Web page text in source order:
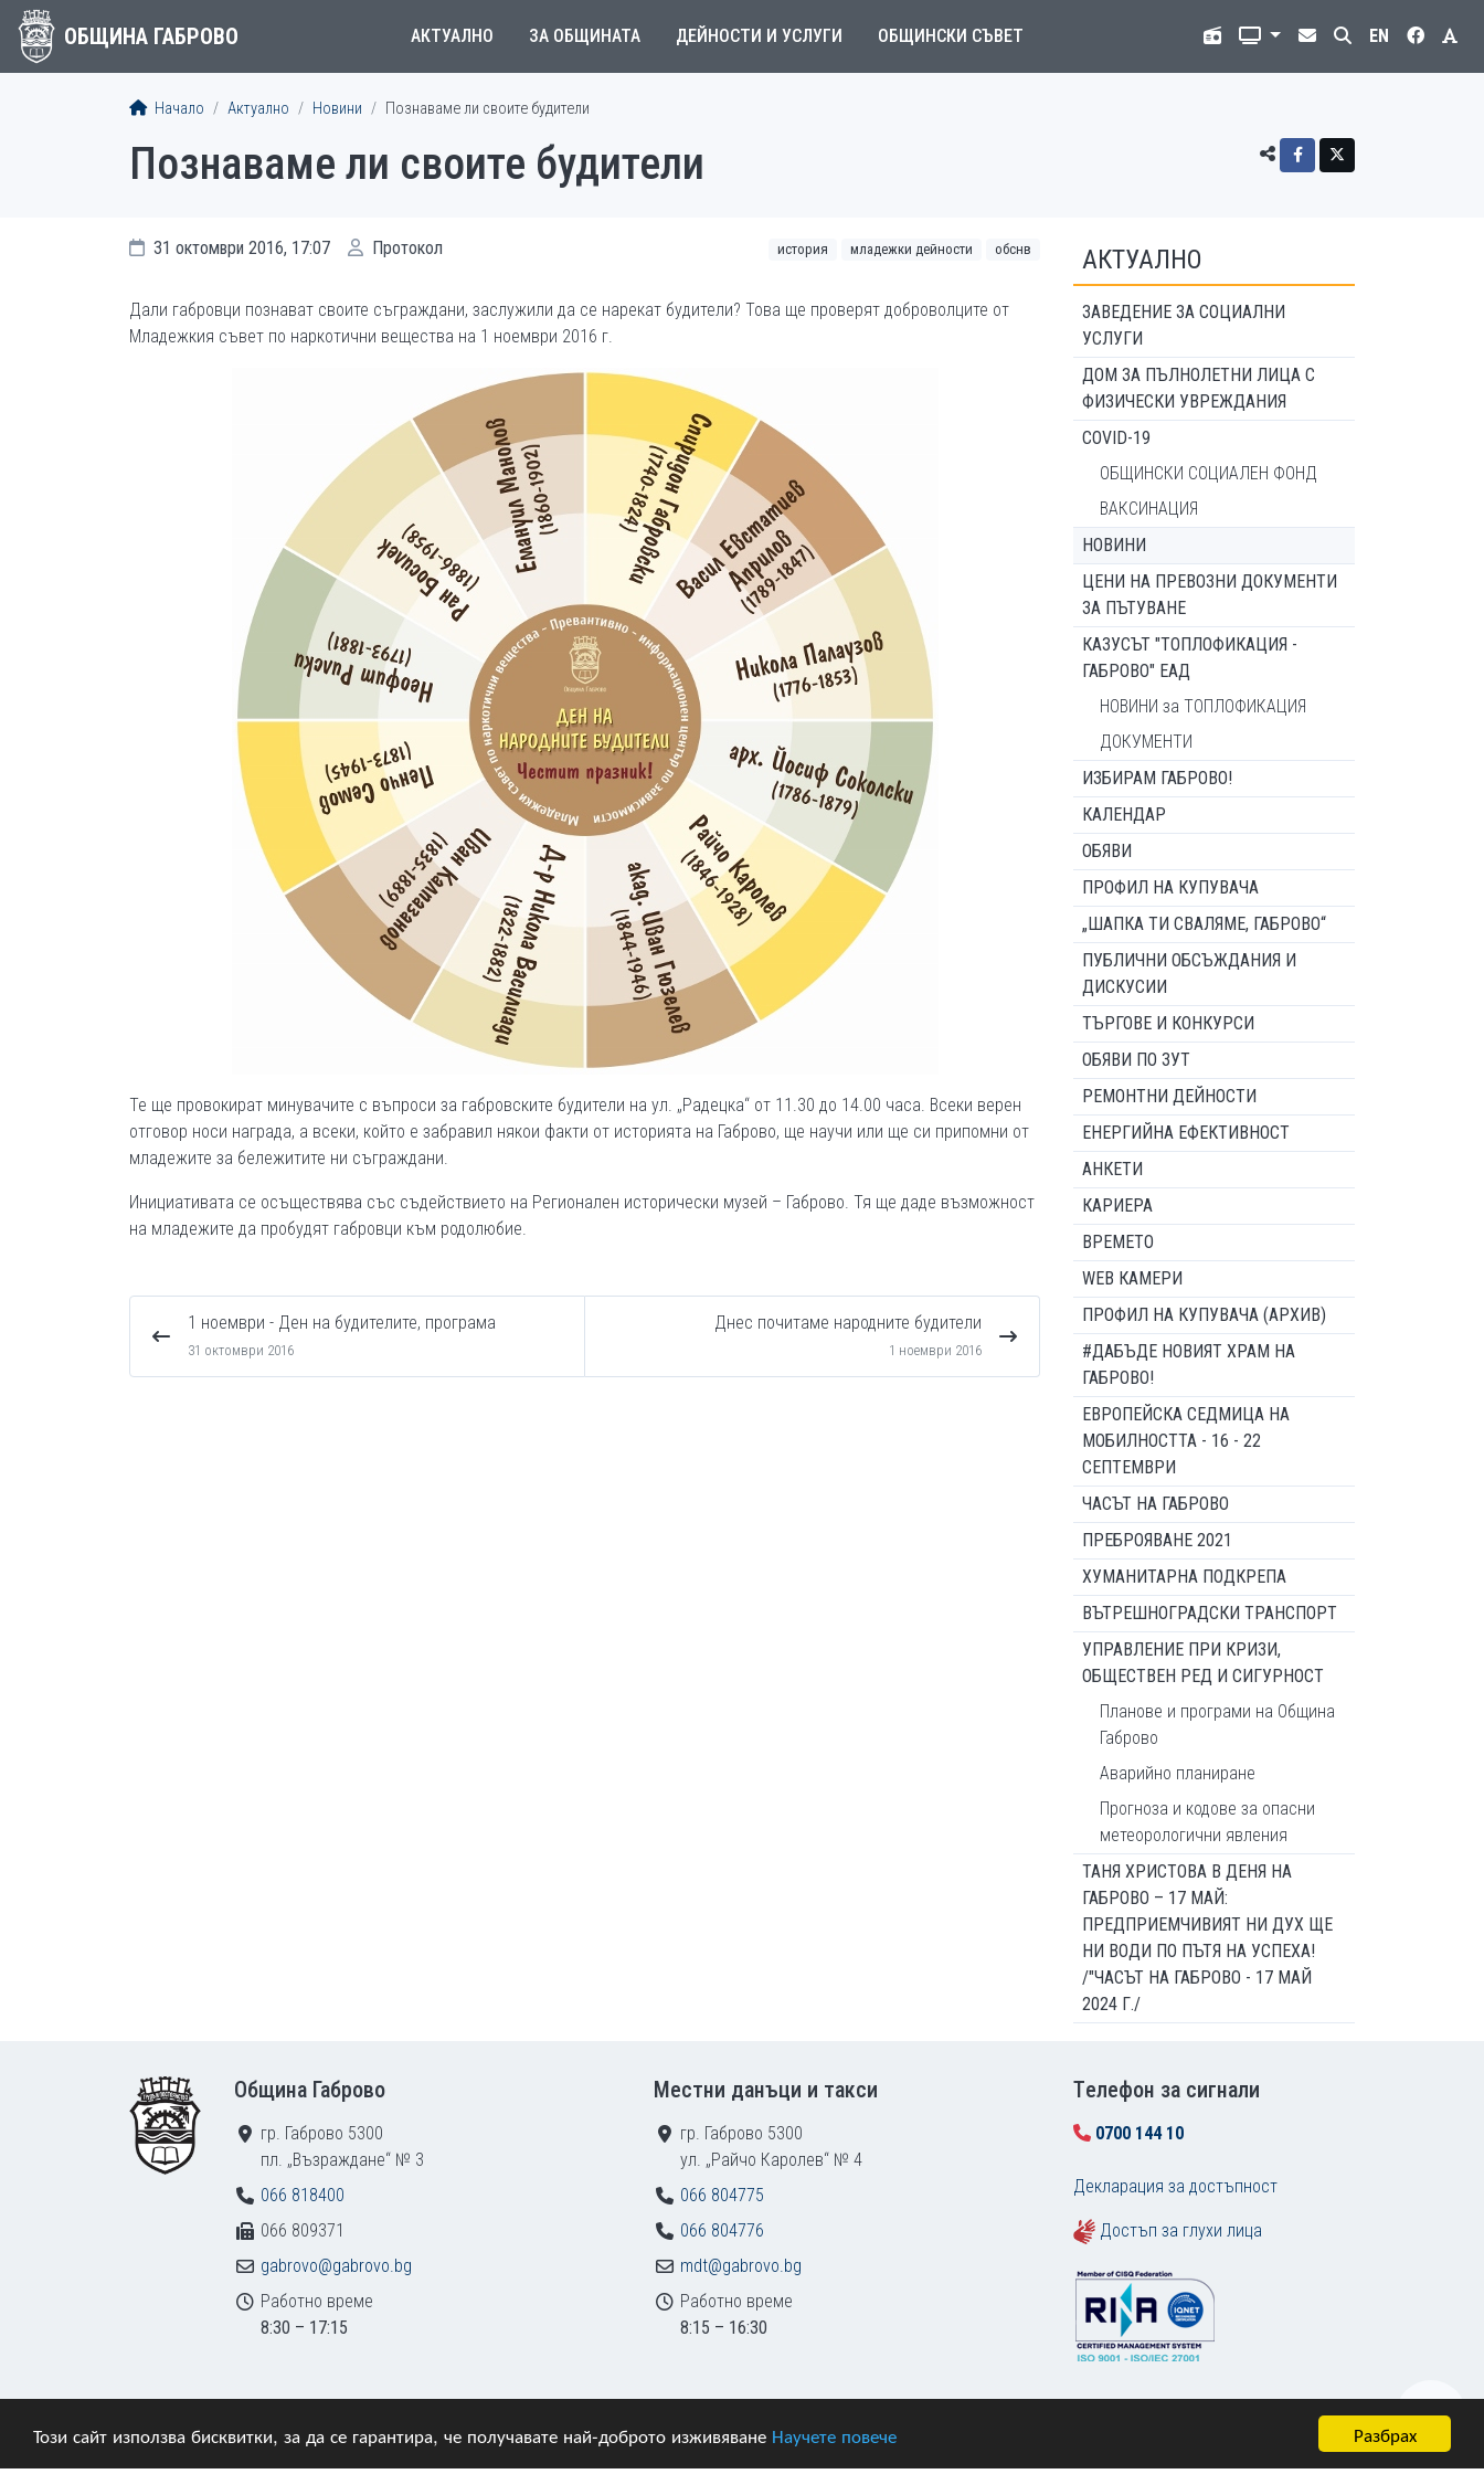
Разбрах
Този сайт използва бисквитки, за да се гарантира, че получавате най-доброто изживяване Научете повече
ОБЩИНА ГАБРОВО АКТУАЛНО ЗА ОБЩИНАТА ДЕЙНОСТИ И УСЛУГИ ОБЩИНСКИ СЪВЕТ EN
Начало Актуално Новини Познаваме ли своите будители
Познаваме ли своите будители
31 октомври 2016, 17:07 Протокол история младежки дейности обснв
Дали габровци познават своите съграждани, заслужили да се нарекат будители? Това ще проверят доброволците от
Младежкия съвет по наркотични вещества на 1 ноември 2016 г.
Те ще провокират минувачите с въпроси за габровските будители на ул. „Радецка“ от 11.30 до 14.00 часа. Всеки верен
отговор носи награда, а всеки, който е забравил някои факти от историята на Габрово, ще научи или ще си припомни от
младежите за бележитите ни съграждани.
Инициативата се осъществява със съдействието на Регионален исторически музей – Габрово. Тя ще даде възможност
на младежите да пробудят габровци към родолюбие.
1 ноември - Ден на будителите, програма
31 октомври 2016
Днес почитаме народните будители
1 ноември 2016
АКТУАЛНО
ЗАВЕДЕНИЕ ЗА СОЦИАЛНИ
УСЛУГИ
ДОМ ЗА ПЪЛНОЛЕТНИ ЛИЦА С
ФИЗИЧЕСКИ УВРЕЖДАНИЯ
COVID-19
ОБЩИНСКИ СОЦИАЛЕН ФОНД
ВАКСИНАЦИЯ
НОВИНИ
ЦЕНИ НА ПРЕВОЗНИ ДОКУМЕНТИ
ЗА ПЪТУВАНЕ
КАЗУСЪТ "ТОПЛОФИКАЦИЯ -
ГАБРОВО" ЕАД
НОВИНИ за ТОПЛОФИКАЦИЯ
ДОКУМЕНТИ
ИЗБИРАМ ГАБРОВО!
КАЛЕНДАР
ОБЯВИ
ПРОФИЛ НА КУПУВАЧА
„ШАПКА ТИ СВАЛЯМЕ, ГАБРОВО“
ПУБЛИЧНИ ОБСЪЖДАНИЯ И
ДИСКУСИИ
ТЪРГОВЕ И КОНКУРСИ
ОБЯВИ ПО ЗУТ
РЕМОНТНИ ДЕЙНОСТИ
ЕНЕРГИЙНА ЕФЕКТИВНОСТ
АНКЕТИ
КАРИЕРА
ВРЕМЕТО
WEB КАМЕРИ
ПРОФИЛ НА КУПУВАЧА (АРХИВ)
#ДАБЪДЕ НОВИЯТ ХРАМ НА
ГАБРОВО!
ЕВРОПЕЙСКА СЕДМИЦА НА
МОБИЛНОСТТА - 16 - 22
СЕПТЕМВРИ
ЧАСЪТ НА ГАБРОВО
ПРЕБРОЯВАНЕ 2021
ХУМАНИТАРНА ПОДКРЕПА
ВЪТРЕШНОГРАДСКИ ТРАНСПОРТ
УПРАВЛЕНИЕ ПРИ КРИЗИ,
ОБЩЕСТВЕН РЕД И СИГУРНОСТ
Планове и програми на Община
Габрово
Аварийно планиране
Прогноза и кодове за опасни
метеорологични явления
ТАНЯ ХРИСТОВА В ДЕНЯ НА
ГАБРОВО – 17 МАЙ:
ПРЕДПРИЕМЧИВИЯТ НИ ДУХ ЩЕ
НИ ВОДИ ПО ПЪТЯ НА УСПЕХА!
/"ЧАСЪТ НА ГАБРОВО - 17 МАЙ
2024 Г./
Община Габрово
гр. Габрово 5300
пл. „Възраждане“ № 3
066 818400
066 809371
gabrovo@gabrovo.bg
Работно време
8:30 – 17:15
Местни данъци и такси
гр. Габрово 5300
ул. „Райчо Каролев“ № 4
066 804775
066 804776
mdt@gabrovo.bg
Работно време
8:15 – 16:30
Tелефон за сигнали
0700 144 10
Декларация за достъпност
Достъп за глухи лица
© 2009–2026 Община Габрово. Всички права запазени.